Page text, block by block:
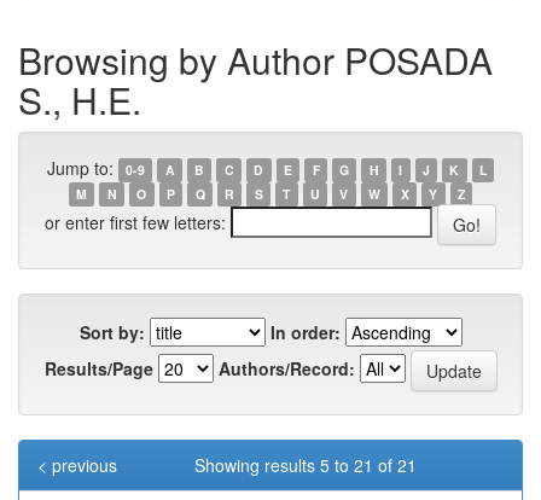
Browsing by Author POSADA
S., H.E.
Jump to: 0-9 A B C D E F G H I J K
L
M
N O P Q R S T U V W X Y Z
or enter first few letters:
Sort by:
In order:
Results/Page
Authors/Record:
Showing results 5 to 21 of 21
< previous